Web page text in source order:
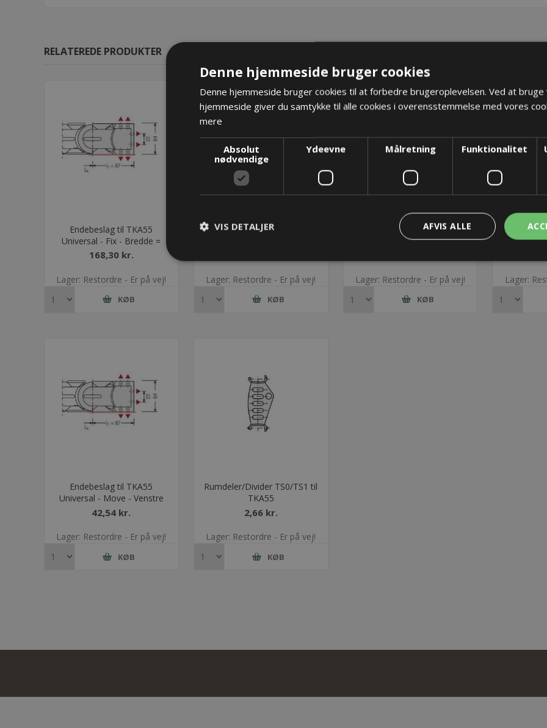
RELATEREDE PRODUKTER
Endebeslag til TKA55
Universal - Fix - Bredde =
125
168,30 kr.
Lager: Restordre - Er på vej!
KØB
Endebeslag til TKA55
Lager: Restordre - Er på vej!
KØB
Endebeslag til TKA55
Universal - Fix - Venstre
Lager: Restordre - Er på vej!
KØB
Universal
Lager:
Endebeslag til TKA55
Universal - Move - Venstre
42,54 kr.
Lager: Restordre - Er på vej!
KØB
Rumdeler/Divider TS0/TS1 til
TKA55
2,66 kr.
Lager: Restordre - Er på vej!
KØB
Denne hjemmeside bruger cookies
Denne hjemmeside bruger cookies til at forbedre brugeroplevelsen. Ved at
hjemmeside giver du samtykke til alle cookies i overensstemmelse med vores
mere
Absolut
nødvendige
Ydeevne Målretning Funktionalitet
AFVIS ALLE
VIS DETALJER